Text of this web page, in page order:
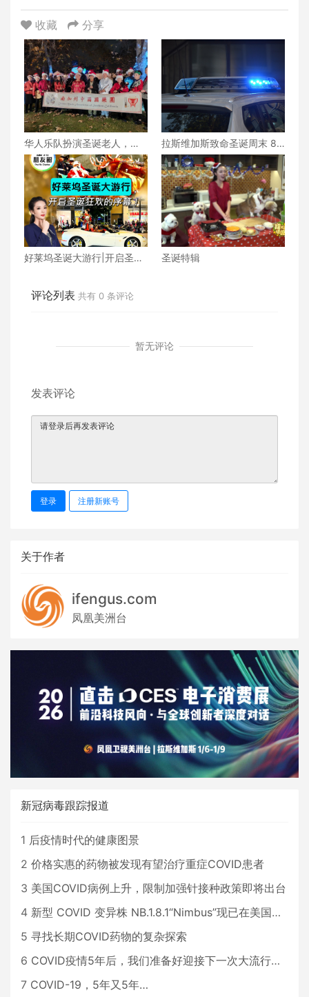
收藏 分享
华人乐队扮演圣诞老人，到
拐杖糖巷给老美送礼
拉斯维加斯致命圣诞周末 8
人死亡
好莱坞圣诞大游行|开启圣诞
圣诞特辑
评论列表 共有 0 条评论
暂无评论
发表评论
登录 注册新账号
关于作者
ifengus.com
凤凰美洲台
新冠病毒跟踪报道
1 后疫情时代的健康图景
2 价格实惠的药物被发现有望治疗重症COVID患者
3 美国COVID病例上升，限制加强针接种政策即将出台
4 新型 COVID 变异株 NB.1.8.1“Nimbus”现已在美国占据主导地位
5 寻找长期COVID药物的复杂探索
6 COVID疫情5年后，我们准备好迎接下一次大流行了吗？
7 COVID-19，5年又5年…